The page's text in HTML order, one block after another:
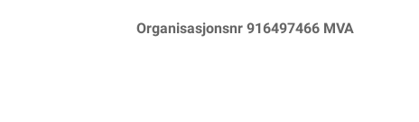
Organisasjonsnr 916497466 MVA